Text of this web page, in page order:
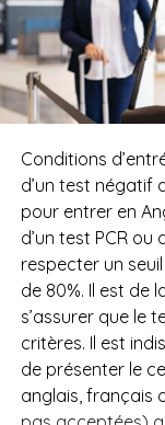
Conditions
d’un test négatif
pour entrer en
d’un test PCR
respecter un
de 80%. Il est de
s’assurer que le
critères. Il est
de présenter le
anglais, français